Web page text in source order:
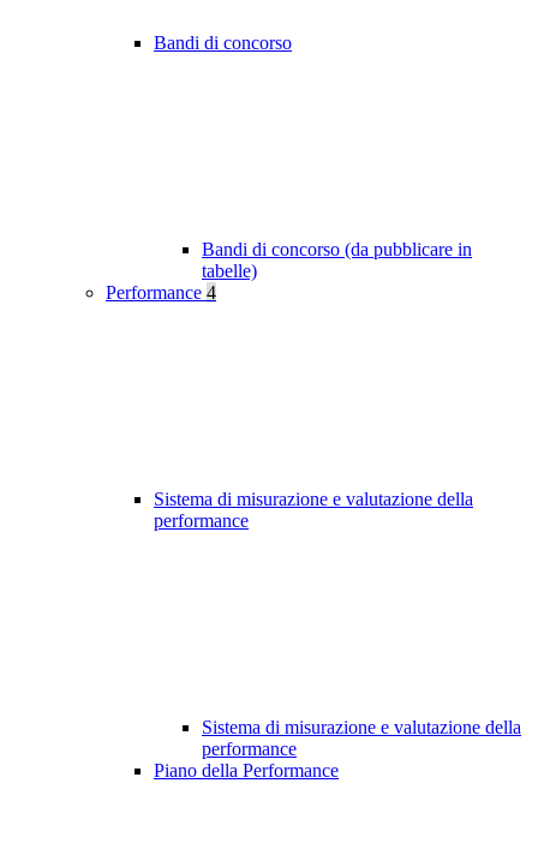
Bandi di concorso
Bandi di concorso (da pubblicare in
tabelle)
Performance 4
Sistema di misurazione e valutazione della
performance
Sistema di misurazione e valutazione della
performance
Piano della Performance